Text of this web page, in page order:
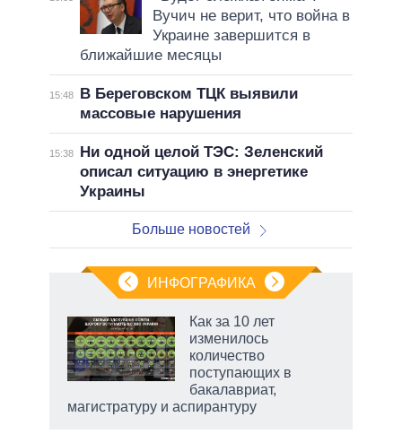
Вучич не верит, что война в
Украине завершится в
ближайшие месяцы
15:48
В Береговском ТЦК выявили
массовые нарушения
15:38
Ни одной целой ТЭС: Зеленский
описал ситуацию в энергетике
Украины
Больше новостей
ИНФОГРАФИКА
Как за 10 лет
изменилось
количество
поступающих в
бакалавриат,
магистратуру и аспирантуру